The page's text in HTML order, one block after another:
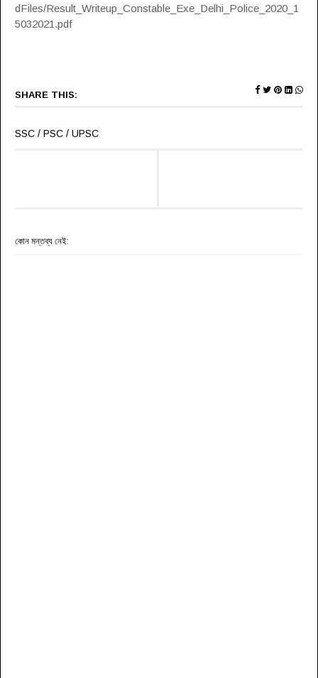
dFiles/Result_Writeup_Constable_Exe_Delhi_Police_2020_1
5032021.pdf
SHARE THIS:
SSC / PSC / UPSC
কোন মন্তব্য নেই: